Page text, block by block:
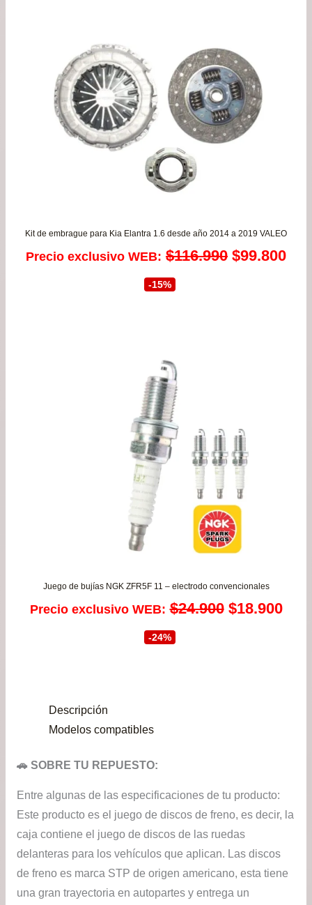
Kit de embrague para Kia Elantra 1.6 desde año 2014 a 2019 VALEO
Precio exclusivo WEB: $116.990 El
$99.800El
-15%
Juego de bujías NGK ZFR5F 11 – electrodo convencionales
Precio exclusivo WEB: $24.900 El
$18.900El
-24%
Descripción
Modelos compatibles
🚗 SOBRE TU REPUESTO:
Entre algunas de las especificaciones de tu producto:
Este producto es el juego de discos de freno, es decir, la
caja contiene el juego de discos de las ruedas
delanteras para los vehículos que aplican. Las discos
de freno es marca STP de origen americano, esta tiene
una gran trayectoria en autopartes y entrega un